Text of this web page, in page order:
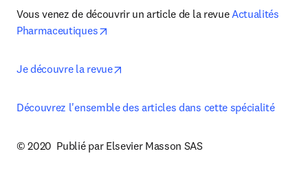
Vous venez de découvrir un article de la revue Actualités
Pharmaceutiques
Je découvre la revue
Découvrez l'ensemble des articles dans cette spécialité
© 2020  Publié par Elsevier Masson SAS